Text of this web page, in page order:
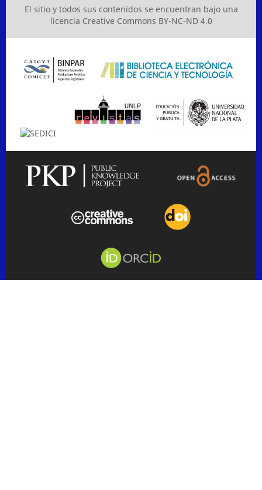
El sitio y todos sus contenidos se encuentran bajo una
licencia Creative Commons BY-NC-ND 4.0